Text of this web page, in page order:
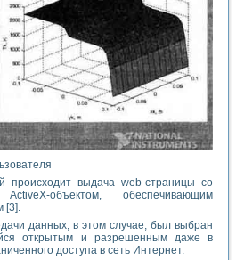
происходит выдача web-страницы со
объектом, обеспечивающим
[3].
данных, в этом случае, был выбран
открытым и разрешенным даже в
доступа в сеть Интернет.